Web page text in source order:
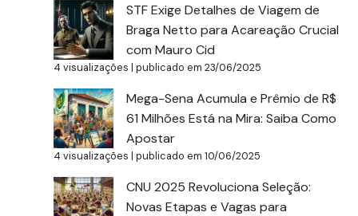
STF Exige Detalhes de Viagem de
Braga Netto para Acareação Crucial
com Mauro Cid
4 visualizações |publicado em 23/06/2025
Mega-Sena Acumula e Prêmio de R$
61 Milhões Está na Mira: Saiba Como
Apostar
4 visualizações |publicado em 10/06/2025
CNU 2025 Revoluciona Seleção:
Novas Etapas e Vagas para